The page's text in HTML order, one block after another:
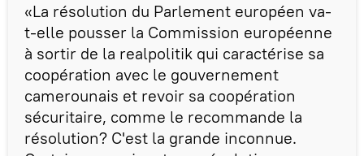
«La résolution du Parlement européen va-
t-elle pousser la Commission européenne
à sortir de la realpolitik qui caractérise sa
coopération avec le gouvernement
camerounais et revoir sa coopération
sécuritaire, comme le recommande la
résolution? C'est la grande inconnue.